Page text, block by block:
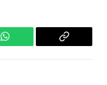
WhatsApp
Copy